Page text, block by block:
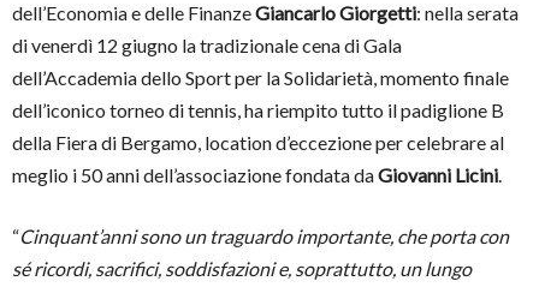
dell’Economia e delle FinanzeGiancarlo Giorgetti: nella serata
di venerdì 12 giugno la tradizionale cena di Gala
dell’Accademia dello Sport per la Solidarietà, momento finale
dell’iconico torneo di tennis, ha riempito tutto il padiglione B
della Fiera di Bergamo, location d’eccezione per celebrare al
meglio i 50 anni dell’associazione fondata daGiovanni Licini.
“Cinquant’anni sono un traguardo importante, che porta con
sé ricordi, sacrifici, soddisfazioni e, soprattutto, un lungo